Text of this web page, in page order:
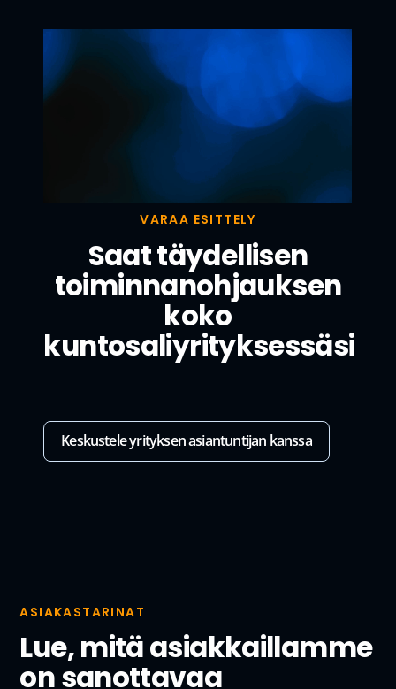
VARAA ESITTELY
Saat täydellisen
toiminnanohjauksen
koko
kuntosaliyrityksessäsi
Keskustele yrityksen asiantuntijan kanssa
ASIAKASTARINAT
Lue, mitä asiakkaillamme
on sanottavaa